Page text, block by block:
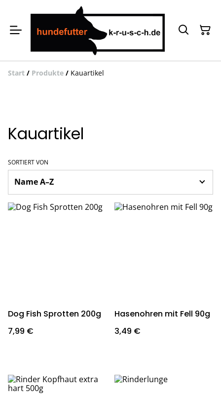
Start / Produkte / Kauartikel
Kauartikel
SORTIERT VON
Dog Fish Sprotten 200g
7,99 €
Hasenohren mit Fell 90g
3,49 €